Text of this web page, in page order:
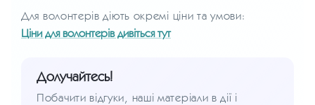
Для волонтерів діють окремі ціни та умови:
Ціни для волонтерів дивіться тут
Долучайтесь!
Побачити відгуки, наші матеріали в дії і